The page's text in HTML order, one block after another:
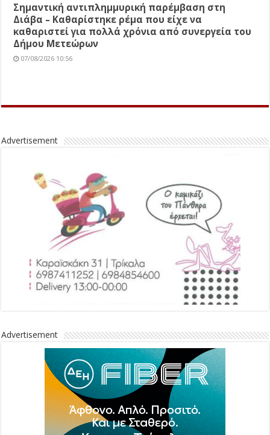
Σημαντική αντιπλημμυρική παρέμβαση στη
Διάβα – Καθαρίστηκε ρέμα που είχε να
καθαριστεί για πολλά χρόνια από συνεργεία του
Δήμου Μετεώρων
07/08/2026 10:56
Advertisement
Advertisement